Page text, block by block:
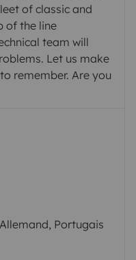
of classic and
of the line
team will
Let us make
remember. Are you
Portugais